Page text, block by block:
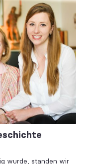
wurde, standen wir